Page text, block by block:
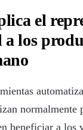
el
los
normalmente
beneficiar a los